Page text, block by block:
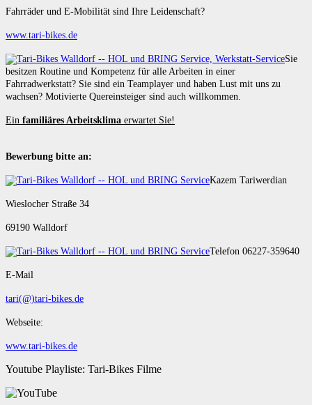
Fahrräder und E-Mobilität sind Ihre Leidenschaft?
www.tari-bikes.de
Sie
besitzen Routine und Kompetenz für alle Arbeiten in einer
Fahrradwerkstatt? Sie sind ein Teamplayer und haben Lust mit uns zu
wachsen? Motivierte Quereinsteiger sind auch willkommen.
Ein familiäres Arbeitsklima erwartet Sie!
Bewerbung bitte an:
Kazem Tariwerdian
Wieslocher Straße 34
69190 Walldorf
Telefon 06227-359640
E-Mail
tari(@)tari-bikes.de
Webseite:
www.tari-bikes.de
Youtube Playliste: Tari-Bikes Filme